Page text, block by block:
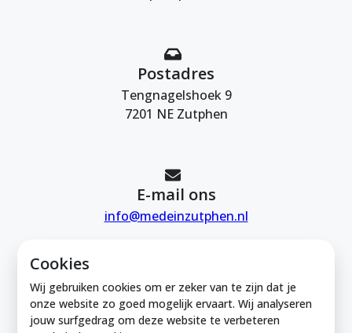
Cookies
Wij gebruiken cookies om er zeker van te zijn dat je
onze website zo goed mogelijk ervaart. Wij analyseren
jouw surfgedrag om deze website te verbeteren
Postadres
Tengnagelshoek 9
7201 NE Zutphen
E-mail ons
info@medeinzutphen.nl
Mede in Zutphen is onderdeel van de